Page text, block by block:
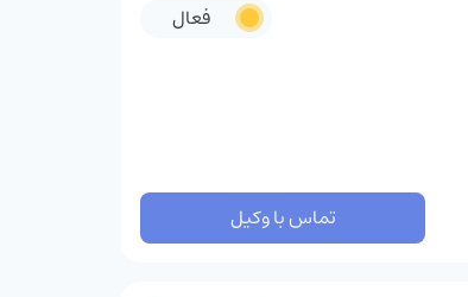
فعال
تماس با وکیل